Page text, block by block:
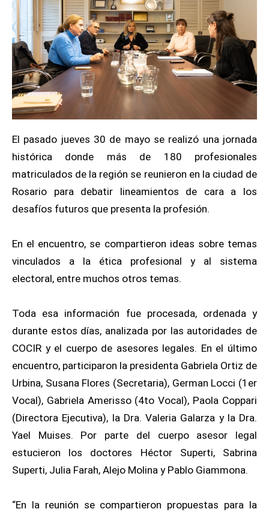
El pasado jueves 30 de mayo se realizó una jornada
histórica donde más de 180 profesionales
matriculados de la región se reunieron en la ciudad de
Rosario para debatir lineamientos de cara a los
desafíos futuros que presenta la profesión.
En el encuentro, se compartieron ideas sobre temas
vinculados a la ética profesional y al sistema
electoral, entre muchos otros temas.
Toda esa información fue procesada, ordenada y
durante estos días, analizada por las autoridades de
COCIR y el cuerpo de asesores legales. En el último
encuentro, participaron la presidenta Gabriela Ortiz de
Urbina, Susana Flores (Secretaria), German Locci (1er
Vocal), Gabriela Amerisso (4to Vocal), Paola Coppari
(Directora Ejecutiva), la Dra. Valeria Galarza y la Dra.
Yael Muises. Por parte del cuerpo asesor legal
estucieron los doctores Héctor Superti, Sabrina
Superti, Julia Farah, Alejo Molina y Pablo Giammona.
“En la reunión se compartieron propuestas para la